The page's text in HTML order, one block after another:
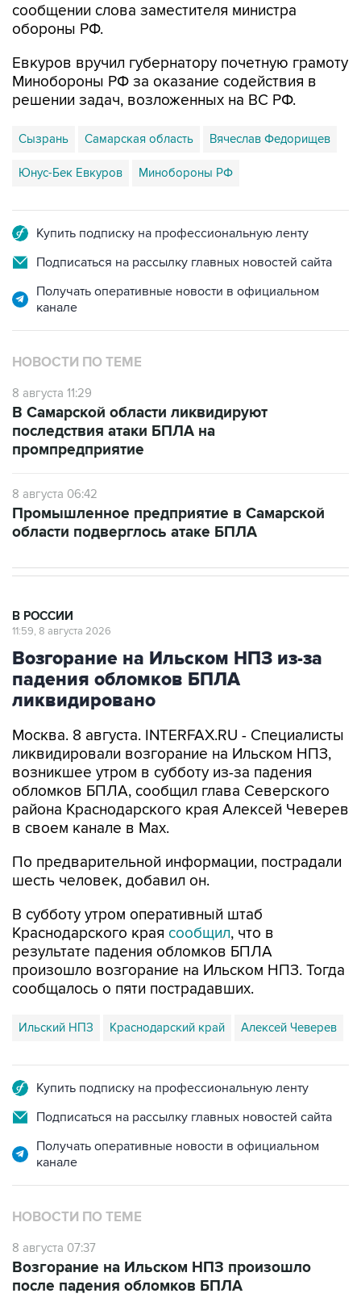
сообщении слова заместителя министра
обороны РФ.
Евкуров вручил губернатору почетную грамоту
Минобороны РФ за оказание содействия в
решении задач, возложенных на ВС РФ.
Сызрань Самарская область Вячеслав Федорищев
Юнус-Бек Евкуров Минобороны РФ
Купить подписку на профессиональную ленту
Подписаться на рассылку главных новостей сайта
Получать оперативные новости в официальном
канале
НОВОСТИ ПО ТЕМЕ
8 августа 11:29
В Самарской области ликвидируют
последствия атаки БПЛА на
промпредприятие
8 августа 06:42
Промышленное предприятие в Самарской
области подверглось атаке БПЛА
В РОССИИ
11:59, 8 августа 2026
Возгорание на Ильском НПЗ из-за
падения обломков БПЛА
ликвидировано
Москва. 8 августа. INTERFAX.RU - Специалисты
ликвидировали возгорание на Ильском НПЗ,
возникшее утром в субботу из-за падения
обломков БПЛА, сообщил глава Северского
района Краснодарского края Алексей Чеверев
в своем канале в Max.
По предварительной информации, пострадали
шесть человек, добавил он.
В субботу утром оперативный штаб
Краснодарского края сообщил, что в
результате падения обломков БПЛА
произошло возгорание на Ильском НПЗ. Тогда
сообщалось о пяти пострадавших.
Ильский НПЗ Краснодарский край Алексей Чеверев
Купить подписку на профессиональную ленту
Подписаться на рассылку главных новостей сайта
Получать оперативные новости в официальном
канале
НОВОСТИ ПО ТЕМЕ
8 августа 07:37
Возгорание на Ильском НПЗ произошло
после падения обломков БПЛА